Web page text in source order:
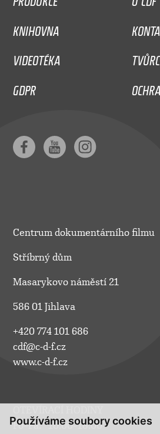
Používáme soubory cookies
KNIHOVNA
VIDEOTÉKA
GDPR
Centrum dokumentárního filmu
Stříbrný dům
Masarykovo náměstí 21
586 01 Jihlava
+420 774 101 686
cdf@c-d-f.cz
www.c-d-f.cz
Po–Pá:
10.00–18.00